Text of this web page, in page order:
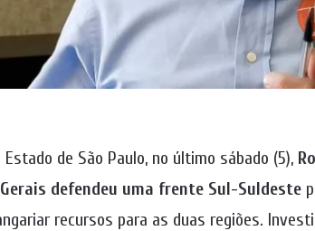
de São Paulo, no último sábado (5),
defendeu uma frente Sul-Suldeste
recursos para as duas regiões.